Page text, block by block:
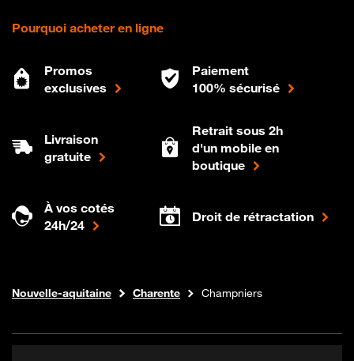
Pourquoi acheter en ligne
Promos
exclusives
Paiement
100% sécurisé
Livraison
gratuite
Retrait sous 2h
d'un mobile en
boutique
À vos cotés
24h/24
Droit de rétractation
Boutique Orange
Internet fibre
Nouvelle-aquitaine Charente Champniers